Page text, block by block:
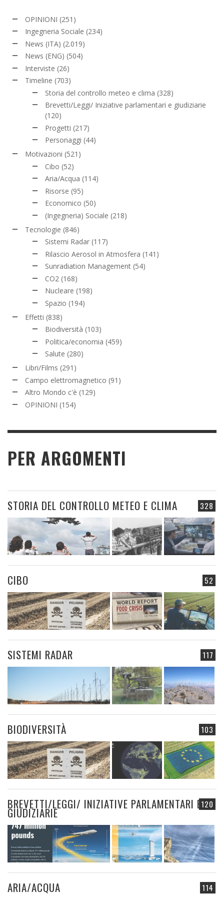
OPINIONI (251)
Ingegneria Sociale (234)
News (ITA) (2.019)
News (ENG) (504)
Interviste (26)
Timeline (703)
Storia del controllo meteo e clima (328)
Brevetti/Leggi/ Iniziative parlamentari e giudiziarie
(120)
Progetti (217)
Personaggi (44)
Motivazioni (521)
Cibo (52)
Aria/Acqua (114)
Risorse (95)
Economico (50)
(Ingegneria) Sociale (218)
Tecnologie (846)
Sistemi Radar (117)
Rilascio Aerosol in Atmosfera (141)
Sunradiation Management (54)
CO2 (168)
Nucleare (198)
Spazio (194)
Effetti (838)
Biodiversità (103)
Politica/economia (459)
Salute (280)
Libri/Films (291)
Campo elettromagnetico (91)
Altro Mondo c'è (129)
OPINIONI (154)
PER ARGOMENTI
328
STORIA DEL CONTROLLO METEO E CLIMA
52
CIBO
117
SISTEMI RADAR
103
BIODIVERSITÀ
120
BREVETTI/LEGGI/ INIZIATIVE PARLAMENTARI E
GIUDIZIARIE
114
ARIA/ACQUA